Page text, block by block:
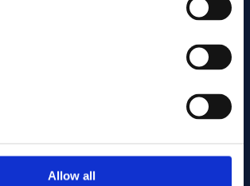
Allow all